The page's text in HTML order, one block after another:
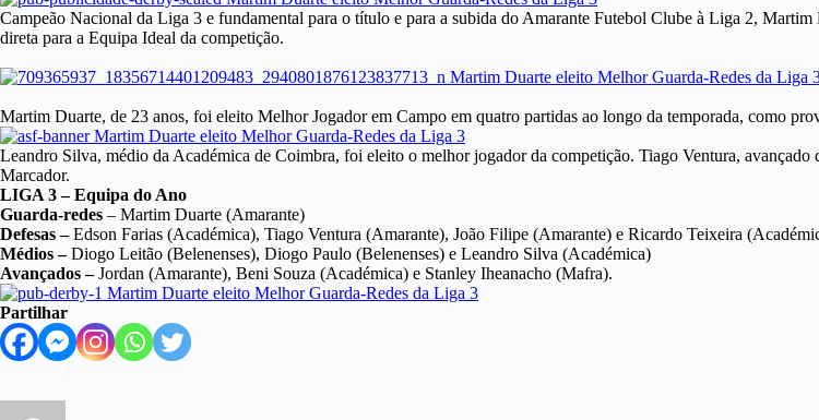
Campeão Nacional da Liga 3 e fundamental para o título e para a subida do Amarante Futebol Clube à Liga 2,
direta para a Equipa Ideal da competição.
Martim Duarte, de 23 anos, foi eleito Melhor Jogador em Campo em quatro partidas ao longo da temporada, como
Leandro Silva, médio da Académica de Coimbra, foi eleito o melhor jogador da competição. Tiago Ventura,
Marcador.
LIGA 3 – Equipa do Ano
Guarda-redes – Martim Duarte (Amarante)
Defesas –Edson Farias (Académica), Tiago Ventura (Amarante), João Filipe (Amarante) e Ricardo Teixeira
Médios –Diogo Leitão (Belenenses), Diogo Paulo (Belenenses) e Leandro Silva (Académica)
Avançados –Jordan (Amarante), Beni Souza (Académica) e Stanley Iheanacho (Mafra).
Partilhar